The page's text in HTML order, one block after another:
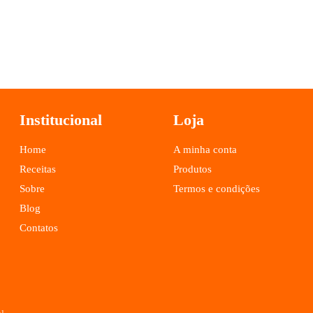
Institucional
Home
Receitas
Sobre
Blog
Contatos
Loja
A minha conta
Produtos
Termos e condições